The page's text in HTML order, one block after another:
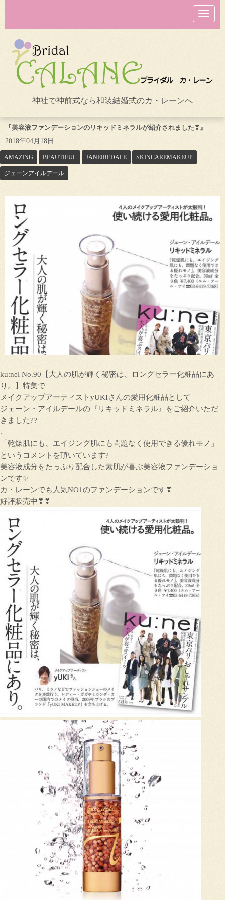
N
a
v
o
n
神社で神前式なら和装結婚式のカ・レーンへ
『美容液ファンデーションのリキッドミネラルが紹介されました❣』
2018年04月18日
AMAZING BEAUTIFUL JANEIREDALE SKINCAREMAKEUP
ジェーンアイルデール
ku:nel No.90【大人の肌が輝く秘密は、ロングセラー化粧品にあ
り。】特集で
メイクアップアーティストyUKIさんの愛用化粧品として
ジェーン・アイルデールの『リキッドミネラル』をご紹介いただ
きました??
.
「乾燥肌にも、エイジング肌にも問題なく使用できる優れモノ」
というコメントを頂いています?
美容液成分をたっぷり配合した素肌が喜ぶ美容液ファンデーショ
ンです✨
カ・レーンでも人気NO1のファンデーションです❣
好評販売中❣❣